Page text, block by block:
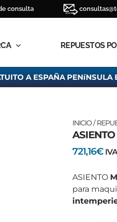
consulta
REPUESTOS
A ESPAÑA
INICIO/
721,16€
ASIENTO
para
ASIENTO
MGV
25
PVC
cantidad